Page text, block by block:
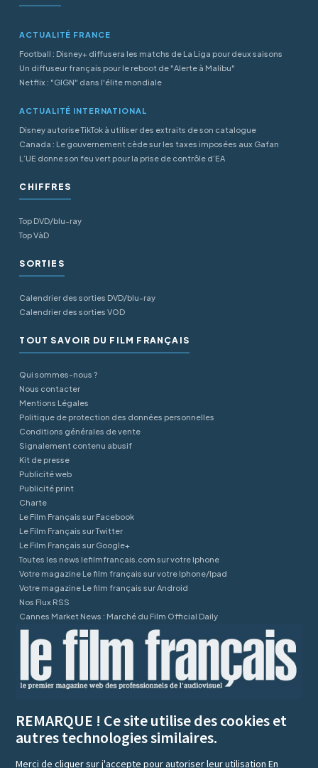
ACTUALITÉ FRANCE
Football : Disney+ diffusera les matchs de La Liga pour deux saisons
Un diffuseur français pour le reboot de "Alerte à Malibu"
Netflix : "GIGN" dans l'élite mondiale
ACTUALITÉ INTERNATIONAL
Disney autorise TikTok à utiliser des extraits de son catalogue
Canada : Le gouvernement cède sur les taxes imposées aux Gafan
L’UE donne son feu vert pour la prise de contrôle d’EA
CHIFFRES
Top DVD/blu-ray
Top VàD
SORTIES
Calendrier des sorties DVD/blu-ray
Calendrier des sorties VOD
TOUT SAVOIR DU FILM FRANÇAIS
Qui sommes-nous ?
Nous contacter
Mentions Légales
Politique de protection des données personnelles
Conditions générales de vente
Signalement contenu abusif
Kit de presse
Publicité web
Publicité print
Charte
Le Film Français sur Facebook
Le Film Français sur Twitter
Le Film Français sur Google+
Toutes les news lefilmfrancais.com sur votre Iphone
Votre magazine Le film français sur votre Iphone/Ipad
Votre magazine Le film français sur Android
Nos Flux RSS
Cannes Market News : Marché du Film Official Daily
REMARQUE ! Ce site utilise des cookies et
autres technologies similaires.
Merci de cliquer sur j'accepte pour autoriser leur utilisationEn